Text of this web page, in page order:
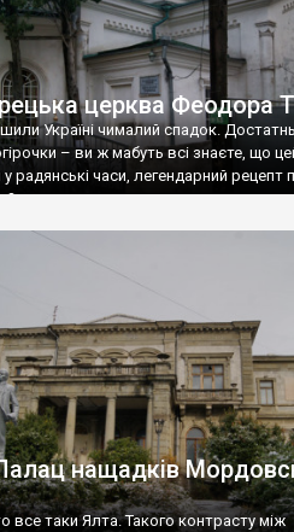
церква Феодора
Україні чималий спадок.
– ви ж мабуть всі знаєте, що
у радянські часи, легендарний рецепт
нащадків
все таки Ялта. Такого контрасту між